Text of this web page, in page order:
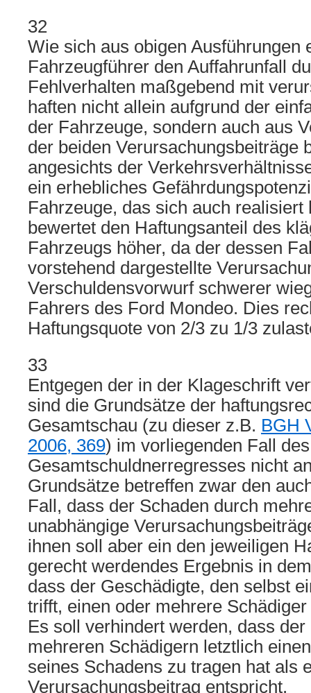
32
Wie sich aus obigen Ausführungen
Fahrzeugführer den Auffahrunfall
Fehlverhalten maßgebend mit
haften nicht allein aufgrund der
der Fahrzeuge, sondern auch aus
der beiden Verursachungsbeiträge
angesichts der
ein erhebliches
Fahrzeuge, das sich auch realisiert
bewertet den Haftungsanteil des
Fahrzeugs höher, da der dessen
vorstehend dargestellte
Verschuldensvorwurf schwerer
Fahrers des Ford Mondeo. Dies
Haftungsquote von 2/3 zu 1/3
33
Entgegen der in der Klageschrift
sind die Grundsätze der
Gesamtschau (zu dieser z.B. BGH
2006, 369) im vorliegenden Fall des
Gesamtschuldnerregresses nicht
Grundsätze betreffen zwar den
Fall, dass der Schaden durch
unabhängige
ihnen soll aber ein den jeweiligen
gerecht werdendes Ergebnis in
dass der Geschädigte, den selbst
trifft, einen oder mehrere
Es soll verhindert werden, dass
mehreren Schädigern letztlich
seines Schadens zu tragen hat als
Verursachungsbeitrag entspricht.